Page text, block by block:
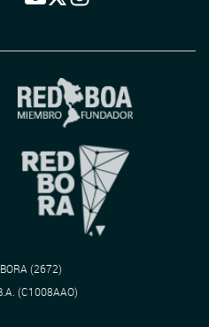
(2672)
(C1008AAO)